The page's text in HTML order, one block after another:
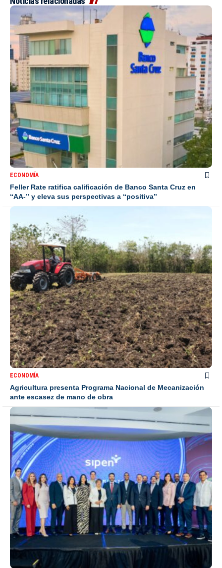
ECONOMÍA
Feller Rate ratifica calificación de Banco Santa Cruz en
“AA-” y eleva sus perspectivas a “positiva”
ECONOMÍA
Agricultura presenta Programa Nacional de Mecanización
ante escasez de mano de obra